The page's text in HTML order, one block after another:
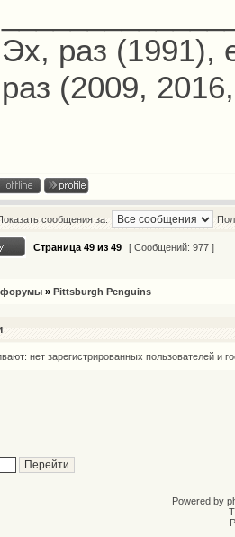
Эх, раз (1991),
раз (2009,
сообщения за:
Страница 49 из 49 [ Сообщений: 977 ]
форумы » Pittsburgh Penguins
нет зарегистрированных пользователей и
Powered by